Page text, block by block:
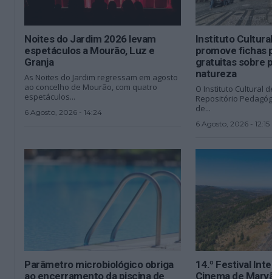
Noites do Jardim 2026 levam
espetáculos a Mourão, Luz e
Granja
As Noites do Jardim regressam em agosto
ao concelho de Mourão, com quatro
espetáculos...
6 Agosto, 2026 - 14:24
Instituto
promove fichas
gratuitas sobre
natureza
O Instituto Cultural
Repositório
de...
6 Agosto, 2026 - 12:15
Parâmetro microbiológico obriga
ao encerramento da piscina de
14.º Festival
Cinema de